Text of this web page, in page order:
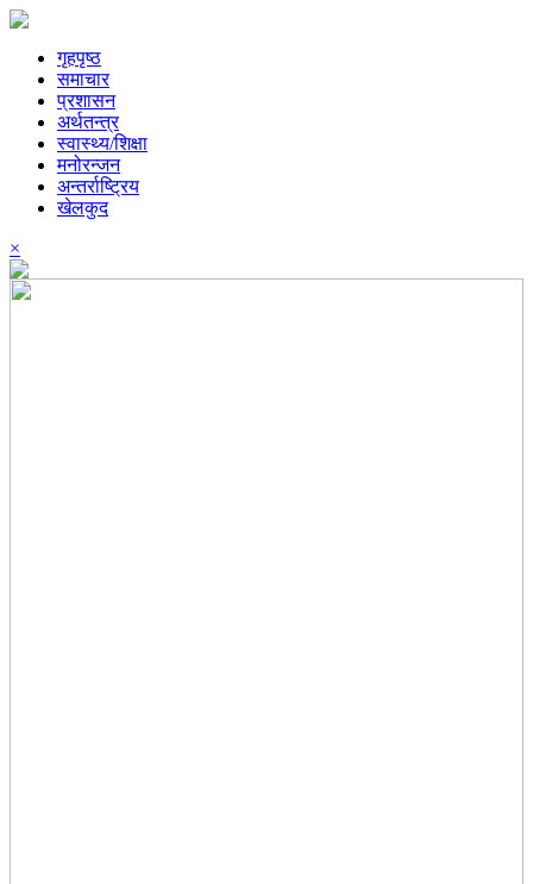
गृहपृष्ठ
समाचार
प्रशासन
अर्थतन्त्र
स्वास्थ्य/शिक्षा
मनोरन्जन
अन्तर्राष्ट्रिय
खेलकुद
×